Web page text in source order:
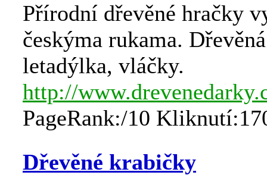
Přírodní dřevěné hračky
českýma rukama.
letadýlka, vláčky.
http://
PageRank:/10
Dřevěné krabičky